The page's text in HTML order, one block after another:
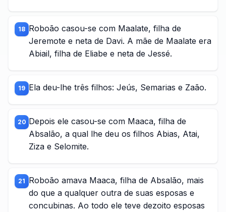
18 Roboão casou-se com Maalate, filha de
Jeremote e neta de Davi. A mãe de Maalate era
Abiail, filha de Eliabe e neta de Jessé.
19 Ela deu-lhe três filhos: Jeús, Semarias e Zaão.
20 Depois ele casou-se com Maaca, filha de
Absalão, a qual lhe deu os filhos Abias, Atai,
Ziza e Selomite.
21 Roboão amava Maaca, filha de Absalão, mais
do que a qualquer outra de suas esposas e
concubinas. Ao todo ele teve dezoito esposas